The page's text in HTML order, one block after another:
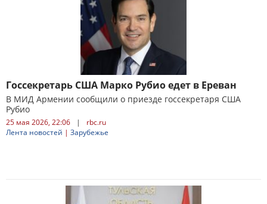
Госсекретарь США Марко Рубио едет в Ереван
В МИД Армении сообщили о приезде госсекретаря США
Рубио
25 мая 2026, 22:06 |
rbc.ru
Лента новостей | Зарубежье